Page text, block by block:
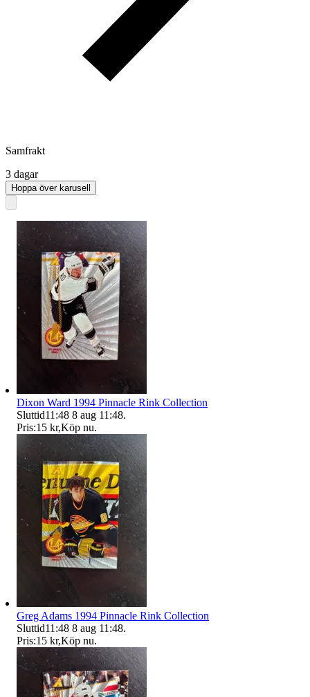
Samfrakt
3 dagar
Hoppa över karusell
Dixon Ward 1994 Pinnacle Rink Collection
Sluttid11:48 8 aug 11:48.
Pris:15 kr,Köp nu.
Greg Adams 1994 Pinnacle Rink Collection
Sluttid11:48 8 aug 11:48.
Pris:15 kr,Köp nu.